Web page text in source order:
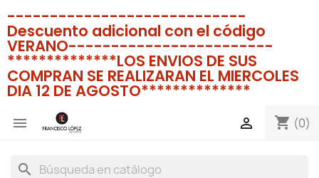
----------------------------
Descuento adicional con el código
VERANO------------------------
**************LOS ENVIOS DE SUS
COMPRAN SE REALIZARAN EL MIERCOLES
DIA 12 DE AGOSTO**************
 shopping_cart (0)

search